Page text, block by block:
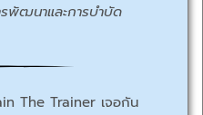
พัฒนาและการบำบัด
The Trainer เจอกัน